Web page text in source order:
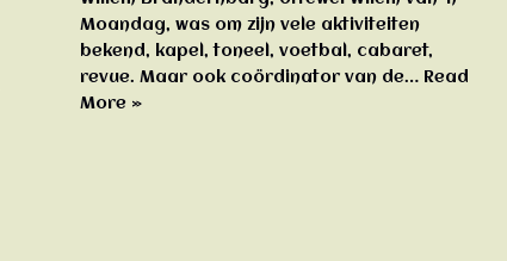
Moandag, was om zijn vele aktiviteiten
bekend, kapel, toneel, voetbal, cabaret,
revue. Maar ook coördinator van de… Read
More »